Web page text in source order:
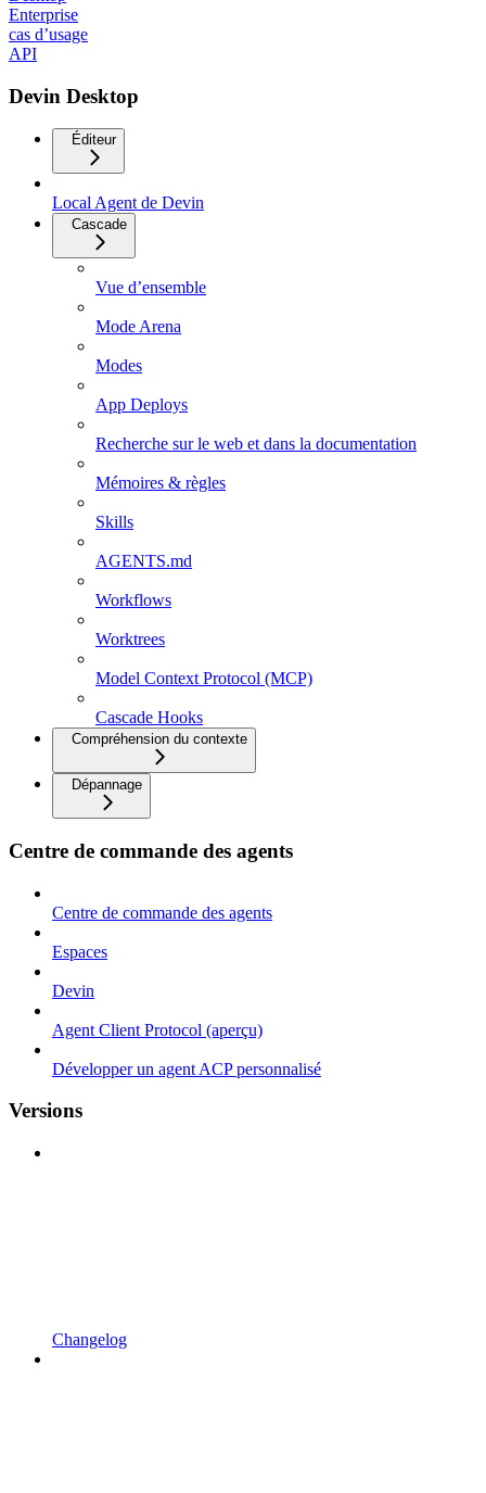
Enterprise
cas d’usage
API
Devin Desktop
Éditeur
Local Agent de Devin
Cascade
Vue d’ensemble
Mode Arena
Modes
App Deploys
Recherche sur le web et dans la documentation
Mémoires & règles
Skills
AGENTS.md
Workflows
Worktrees
Model Context Protocol (MCP)
Cascade Hooks
Compréhension du contexte
Dépannage
Centre de commande des agents
Centre de commande des agents
Espaces
Devin
Agent Client Protocol (aperçu)
Développer un agent ACP personnalisé
Versions
Changelog